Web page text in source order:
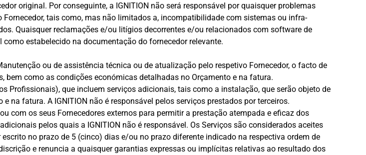
original. Por conseguinte, a IGNITION não será responsável por quaisquer problemas
tais como, mas não limitados a, incompatibilidade com sistemas ou infra-
Quaisquer reclamações e/ou litígios decorrentes e/ou relacionados com software de
estabelecido na documentação do fornecedor relevante.
ou de assistência técnica ou de atualização pelo respetivo Fornecedor, o facto de
como as condições económicas detalhadas no Orçamento e na fatura.
Profissionais), que incluem serviços adicionais, tais como a instalação, que serão objeto de
na fatura. A IGNITION não é responsável pelos serviços prestados por terceiros.
com os seus Fornecedores externos para permitir a prestação atempada e eficaz dos
pelos quais a IGNITION não é responsável. Os Serviços são considerados aceites
no prazo de 5 (cinco) dias e/ou no prazo diferente indicado na respectiva ordem de
e renuncia a quaisquer garantias expressas ou implícitas relativas ao resultado dos